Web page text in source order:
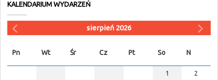
KALENDARIUM WYDARZEŃ
sierpień 2026
Pn Wt Śr Cz Pt So N
1
2